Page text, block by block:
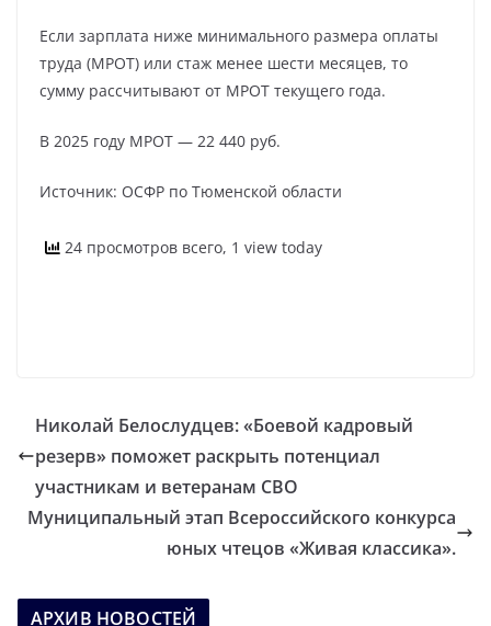
Если зарплата ниже минимального размера оплаты
труда (МРОТ) или стаж менее шести месяцев, то
сумму рассчитывают от МРОТ текущего года.
В 2025 году МРОТ — 22 440 руб.
Источник: ОСФР по Тюменской области
24 просмотров всего, 1 view today
Николай Белослудцев: «Боевой кадровый
резерв» поможет раскрыть потенциал
участникам и ветеранам СВО
Муниципальный этап Всероссийского конкурса
юных чтецов «Живая классика».
АРХИВ НОВОСТЕЙ